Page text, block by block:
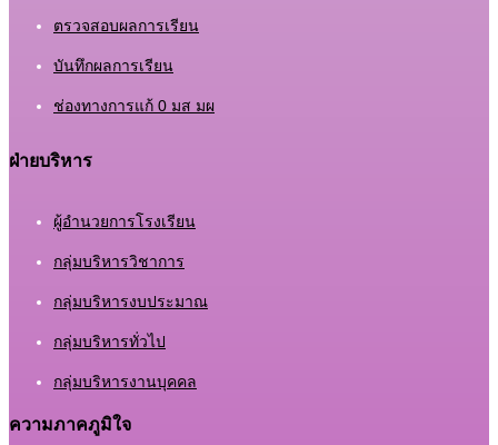
ตรวจสอบผลการเรียน
บันทึกผลการเรียน
ช่องทางการแก้ 0 มส มผ
ฝ่ายบริหาร
ผู้อำนวยการโรงเรียน
กลุ่มบริหารวิชาการ
กลุ่มบริหารงบประมาณ
กลุ่มบริหารทั่วไป
กลุ่มบริหารงานบุคคล
ความภาคภูมิใจ